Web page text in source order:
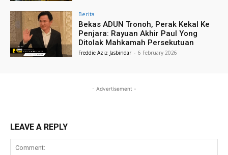
Berita
Bekas ADUN Tronoh, Perak Kekal Ke
Penjara: Rayuan Akhir Paul Yong
Ditolak Mahkamah Persekutuan
Freddie Aziz Jasbindar - 6 February 2026
- Advertisement -
LEAVE A REPLY